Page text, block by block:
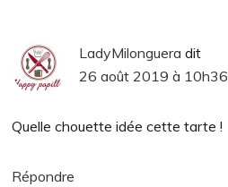
LadyMilonguera dit
26 août 2019 à 10h36
Quelle chouette idée cette tarte !
Répondre